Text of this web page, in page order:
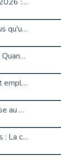
Le FALC : Bien plus qu'une écriture, un levier d'inclusion
Sport2Job Clichy : Quand le terrain devient le plus beau des bureaux
Handicap visuel et emploi : lever les obstacles pour révéler les - vidéo
Le TIH : L'Expertise au Service de l'Inclusion
Parcours THalents : La complémentarité au service de l'Emploi.